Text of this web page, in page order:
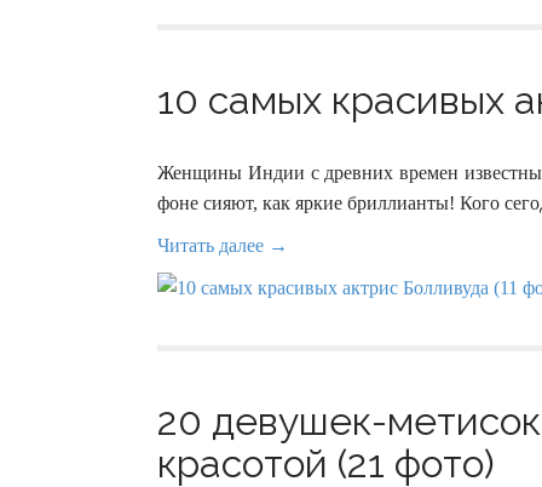
10 самых красивых
Женщины Индии с древних времен известны
фоне сияют, как яркие бриллианты! Кого
Читать далее →
20 девушек-
красотой (21 фото)